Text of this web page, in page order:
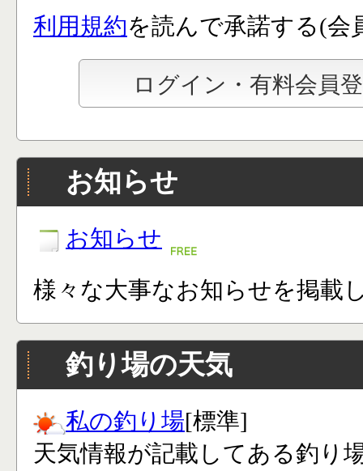
利用規約を読んで承諾する(会
お知らせ
お知らせ
様々な大事なお知らせを掲載
釣り場の天気
私の釣り場[標準]
天気情報が記載してある釣り